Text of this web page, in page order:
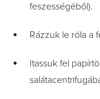
feszességéből).
Rázzuk le róla a
Itassuk fel